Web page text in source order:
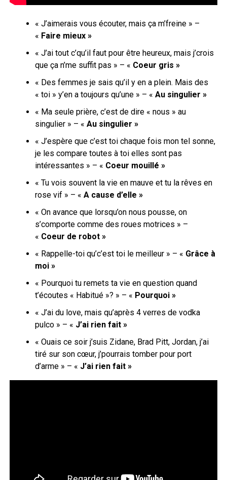
« J’aimerais vous écouter, mais ça m’freine » –
« Faire mieux »
« J’ai tout c’qu’il faut pour être heureux, mais j’crois
que ça n’me suffit pas » – « Coeur gris »
« Des femmes je sais qu’il y en a plein. Mais des
« toi » y’en a toujours qu’une » – « Au singulier »
« Ma seule prière, c’est de dire « nous » au
singulier » – « Au singulier »
« J’espère que c’est toi chaque fois mon tel sonne,
je les compare toutes à toi elles sont pas
intéressantes » – « Coeur mouillé »
« Tu vois souvent la vie en mauve et tu la rêves en
rose vif » – « A cause d’elle »
« On avance que lorsqu’on nous pousse, on
s’comporte comme des roues motrices » –
« Coeur de robot »
« Rappelle-toi qu’c’est toi le meilleur » – « Grâce à
moi »
« Pourquoi tu remets ta vie en question quand
t’écoutes « Habitué »? » – « Pourquoi »
« J’ai du love, mais qu’après 4 verres de vodka
pulco » – « J’ai rien fait »
« Ouais ce soir j’suis Zidane, Brad Pitt, Jordan, j’ai
tiré sur son cœur, j’pourrais tomber pour port
d’arme » – « J’ai rien fait »